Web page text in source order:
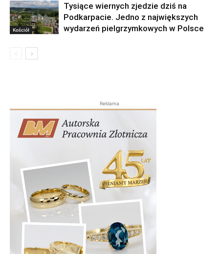
Kościół
Tysiące wiernych zjedzie dziś na
Podkarpacie. Jedno z największych
wydarzeń pielgrzymkowych w Polsce
Reklama